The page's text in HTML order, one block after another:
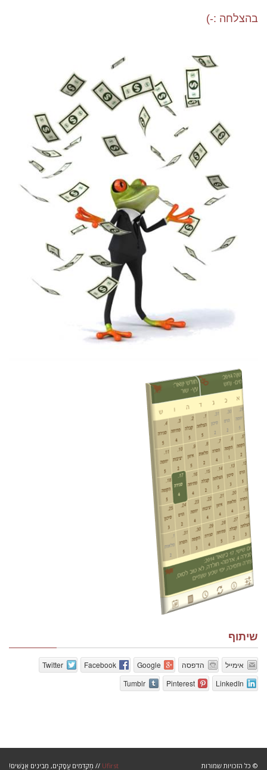
בהצלחה :-)
שיתוף
אימייל הדפסה Google
Facebook
Twitter
LinkedIn
Pinterest
Tumblr
© כל הזכויות שמורות Ufirst‎ // מְקַדְּמִים עֲסָקִים, מְבִינִים אֲנָשִׁים!